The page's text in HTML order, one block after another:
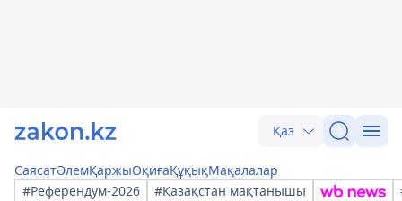
Қаз
СаясатӘлемҚаржыОқиғаҚұқықМақалалар
#Референдум-2026
#Қазақстан мақтанышы